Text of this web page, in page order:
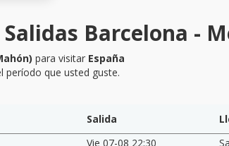
Barcelona -
para visitar España
período que usted guste.
Salida
Vie 07-08 22:30